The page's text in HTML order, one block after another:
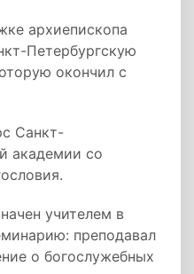
архиепископа
Петербургскую
окончил с
Санкт-
академии со
учителем в
преподавал
о богослужебных